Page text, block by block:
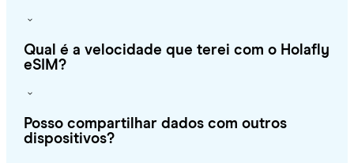
Qual é a velocidade que terei com o Holafly
eSIM?
Posso compartilhar dados com outros
dispositivos?